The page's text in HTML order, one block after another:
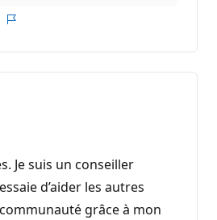
Je suis un conseiller
d’aider les autres
grâce à mon